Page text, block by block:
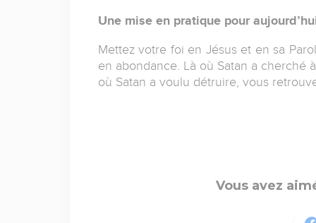
Une mise en pratique pour
Mettez votre foi en Jésus et en sa
en abondance. Là où Satan a cherché
où Satan a voulu détruire, vous
Vous avez